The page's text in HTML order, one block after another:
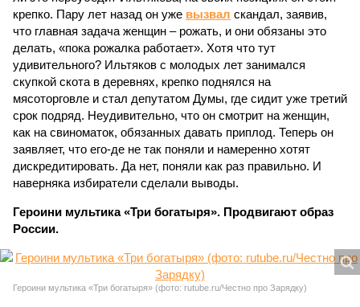
крепко. Пару лет назад он уже вызвал скандал, заявив,
что главная задача женщин – рожать, и они обязаны это
делать, «пока рожалка работает». Хотя что тут
удивительного? Ильтяков с молодых лет занимался
скупкой скота в деревнях, крепко поднялся на
мясоторговле и стал депутатом Думы, где сидит уже третий
срок подряд. Неудивительно, что он смотрит на женщин,
как на свиноматок, обязанных давать приплод. Теперь он
заявляет, что его-де не так поняли и намеренно хотят
дискредитировать. Да нет, поняли как раз правильно. И
наверняка избиратели сделали выводы.
Героини мультика «Три богатыря». Продвигают образ
России.
Героини мультика «Три богатыря» (фото: rutube.ru/Честно про Зарядку)